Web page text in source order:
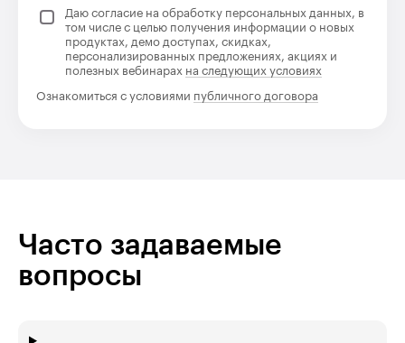
Даю согласие на обработку персональных данных, в
том числе с целью получения информации о новых
продуктах, демо доступах, скидках,
персонализированных предложениях, акциях и
полезных вебинарах на следующих условиях
Ознакомиться с условиями публичного договора
Часто задаваемые
вопросы